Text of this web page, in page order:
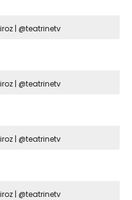
| @teatrinetv
| @teatrinetv
| @teatrinetv
| @teatrinetv